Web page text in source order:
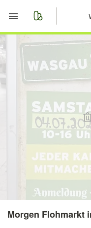
Start
Merkliste
Nachrichten
Anzeige
Morgen Flohmarkt